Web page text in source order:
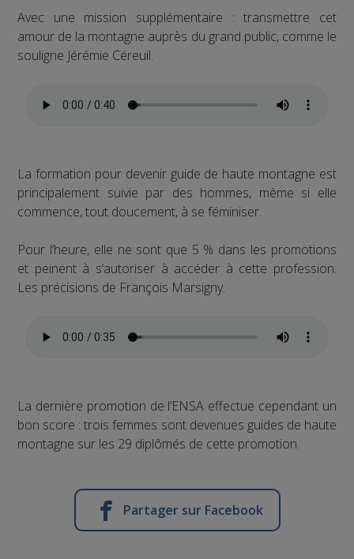
Avec une mission supplémentaire : transmettre cet
amour de la montagne auprès du grand public, comme le
souligne Jérémie Céreuil.
La formation pour devenir guide de haute montagne est
principalement suivie par des hommes, même si elle
commence, tout doucement, à se féminiser.
Pour l’heure, elle ne sont que 5 % dans les promotions
et peinent à s’autoriser à accéder à cette profession.
Les précisions de François Marsigny.
La dernière promotion de l’ENSA effectue cependant un
bon score : trois femmes sont devenues guides de haute
montagne sur les 29 diplômés de cette promotion.
Partager sur Facebook